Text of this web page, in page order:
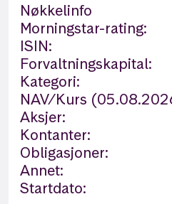
Nøkkelinfo
Morningstar-rating:
ISIN:
Forvaltningskapital:
Kategori:
NAV/Kurs
Aksjer:
Kontanter:
Obligasjoner:
Annet:
Startdato: